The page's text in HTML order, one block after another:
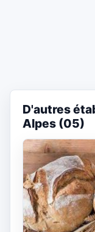
D'autres
Alpes (05)